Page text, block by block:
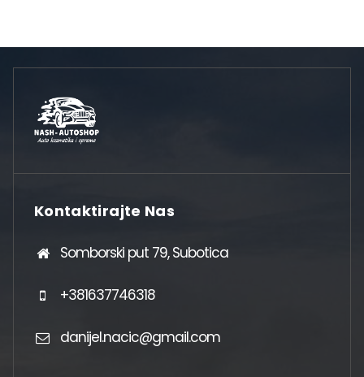
Kontaktirajte Nas
Somborski put 79, Subotica
+381637746318
danijel.nacic@gmail.com